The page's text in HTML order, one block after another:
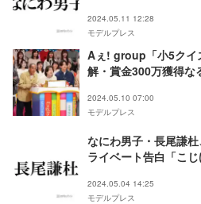
2024.05.11 12:28
モデルプレス
Aぇ! group「小5クイ
解・賞金300万獲得な
2024.05.10 07:00
モデルプレス
なにわ男子・長尾謙
ライベート告白「こじ
2024.05.04 14:25
モデルプレス